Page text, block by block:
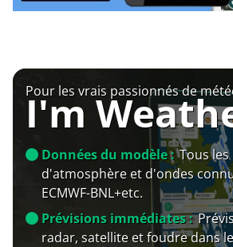
Pour les vrais passionnés de
I'm
Données du modèle : Tous
d'atmosphère et d'ondes
ECMWF-BNL+etc.
Prévisions immédiates :
radar, satellite et foudre dans